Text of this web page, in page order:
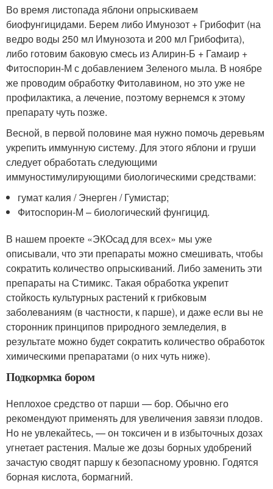
Во время листопада яблони опрыскиваем
биофунгицидами. Берем либо Имунозот + Грибофит (на
ведро воды 250 мл Имунозота и 200 мл Грибофита),
либо готовим баковую смесь из Алирин-Б + Гамаир +
Фитоспорин-М с добавлением Зеленого мыла. В ноябре
же проводим обработку Фитолавином, но это уже не
профилактика, а лечение, поэтому вернемся к этому
препарату чуть позже.
Весной, в первой половине мая нужно помочь деревьям
укрепить иммунную систему. Для этого яблони и груши
следует обработать следующими
иммуностимулирующими биологическими средствами:
гумат калия / Энерген / Гумистар;
Фитоспорин-М – биологический фунгицид.
В нашем проекте «ЭКОсад для всех» мы уже
описывали, что эти препараты можно смешивать, чтобы
сократить количество опрыскиваний. Либо заменить эти
препараты на Стимикс. Такая обработка укрепит
стойкость культурных растений к грибковым
заболеваниям (в частности, к парше), и даже если вы не
сторонник принципов природного земледелия, в
результате можно будет сократить количество обработок
химическими препаратами (о них чуть ниже).
Подкормка бором
Неплохое средство от парши — бор. Обычно его
рекомендуют применять для увеличения завязи плодов.
Но не увлекайтесь, — он токсичен и в избыточных дозах
угнетает растения. Малые же дозы борных удобрений
зачастую сводят паршу к безопасному уровню. Годятся
борная кислота, бормагний.